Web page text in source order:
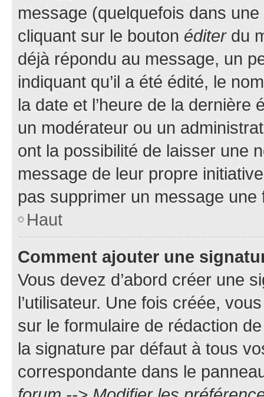
message (quelquefois dans
cliquant sur le bouton éditerdu
déjà répondu au message, un
indiquant qu’il a été édité, le
la date et l’heure de la dernière
un modérateur ou un
ont la possibilité de laisser une
message de leur propre
pas supprimer un message une
Haut
Comment ajouter une
Vous devez d’abord créer une
l’utilisateur. Une fois créée,
sur le formulaire de rédaction
la signature par défaut à tous
correspondante dans le